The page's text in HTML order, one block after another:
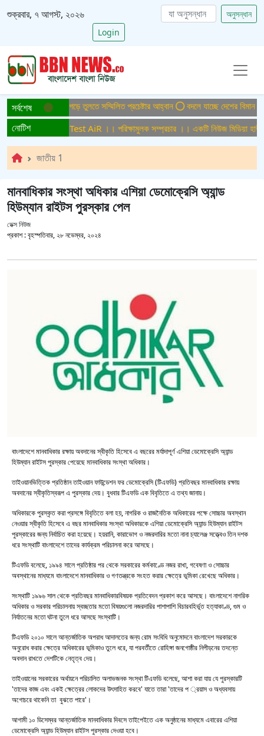
শুক্রবার, ৭ আগস্ট, ২০২৬
অনুসন্ধান
Login
সর্বশেষবাংলাদেশ গড়ে তুলতে সম্মিলিত প্রচেষ্টার আহ্বান বদলে যাচ্ছে দেশের বিমান ও
নোটিশ
সম্প্রচার ।। Test AiR ।। পরিক্ষামুলক সম্প্রচার ।। একটি নিউজ মিডিয়া
জাতীয় 1
মানবাধিকার সংস্থা অধিকার এশিয়া ডেমোক্রেসি অ্যান্ড
হিউম্যান রাইটস পুরস্কার পেল
ডেক্স নিউজ
প্রকাশ :বৃহস্পতিবার, ২৮ নভেম্বর, ২০২৪
বাংলাদেশে মানবাধিকার রক্ষায় অবদানের স্বীকৃতি হিসেবে এ বছরের মর্যাদাপূর্ণ এশিয়া ডেমোক্রেসি অ্যান্ড
হিউম্যান রাইটস পুরস্কার পেয়েছে মানবাধিকার সংস্থা অধিকার।
তাইওয়ানভিত্তিক প্রতিষ্ঠান তাইওয়ান ফাউন্ডেশন ফর ডেমোক্রেসি (টিএফডি) প্রতিবছর মানবাধিকার রক্ষায়
অবদানের স্বীকৃতিস্বরূপ এ পুরস্কার দেয়। বুধবার টিএফডি এক বিবৃতিতে এ তথ্য জানায়।
অধিকারকে পুরস্কৃত করা প্রসঙ্গে বিবৃতিতে বলা হয়, নাগরিক ও রাজনৈতিক অধিকারের পক্ষে সোচ্চার অবস্থান
নেওয়ার স্বীকৃতি হিসেবে এ বছর মানবাধিকার সংস্থা অধিকারকে এশিয়া ডেমোক্রেসি অ্যান্ড হিউম্যান রাইটস
পুরস্কারের জন্য নির্বাচিত করা হয়েছে। হয়রানি, কারাভোগ ও নজরদারির মতো নানা চ্যালেঞ্জ সত্ত্বেও তিন দশক
ধরে সংস্থাটি বাংলাদেশে তাদের কার্যক্রম পরিচালনা করে আসছে।
টিএফডি বলেছে, ১৯৯৪ সালে প্রতিষ্ঠার পর থেকে সরকারের কর্মকাণ্ডে নজর রাখা, গবেষণা ও সোচ্চার
অবস্থানের মাধ্যমে বাংলাদেশে মানবাধিকার ও গণতন্ত্রকে সংহত করার ক্ষেত্রে ভূমিকা রেখেছে অধিকার।
সংস্থাটি ১৯৯৬ সাল থেকে প্রতিবছর মানবাধিকারবিষয়ক প্রতিবেদন প্রকাশ করে আসছে। বাংলাদেশে নাগরিক
অধিকার ও সরকার পরিচালনায় স্বচ্ছতার মতো বিষয়গুলো নজরদারির পাশাপাশি বিচারবহির্ভূত হত্যাকাণ্ড, গুম ও
নির্যাতনের মতো ঘটনা তুলে ধরে আসছে সংস্থাটি।
টিএফডি ২০১০ সালে আন্তর্জাতিক অপরাধ আদালতের জন্য রোম সংবিধি অনুমোদনে বাংলাদেশ সরকারকে
অনুরোধ করার ক্ষেত্রে অধিকারের ভূমিকাও তুলে ধরে, যা পরবর্তীতে রোহিঙ্গা জনগোষ্ঠীর নিপীড়নের তদন্তে
অবদান রাখতে দেশটিকে নেতৃত্ব দেয়।
তাইওয়ানের সরকারের অর্থায়নে পরিচালিত অলাভজনক সংস্থা টিএফডি বলেছে, আশা করা যায় যে পুরস্কারটি
'তাদের কাজ এবং একই ক্ষেত্রের লোকদের উৎসাহিত করবে' যাতে তারা 'তাদের প ্রয়াস ও অধ্যবসায়
অগোচরে থাকেনি তা বুঝতে পারে'।
আগামী ১০ ডিসেম্বর আন্তর্জাতিক মানবাধিকার দিবসে তাইপেইতে এক অনুষ্ঠানের মাধ্যমে এবারের এশিয়া
ডেমোক্রেসি অ্যান্ড হিউম্যান রাইটস পুরস্কার দেওয়া হবে।